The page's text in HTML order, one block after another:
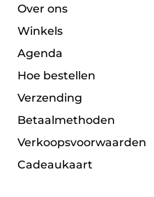
Over ons
Winkels
Agenda
Hoe bestellen
Verzending
Betaalmethoden
Verkoopsvoorwaarden
Cadeaukaart